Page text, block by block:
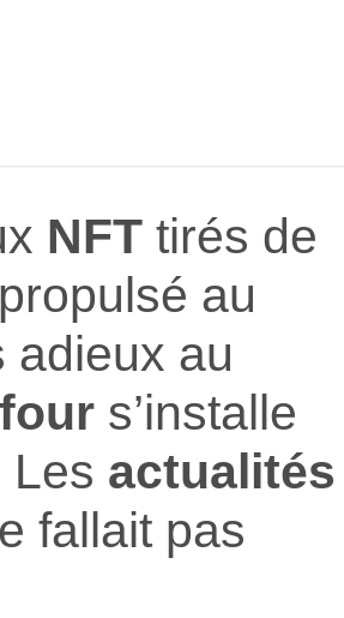
NFT tirés de
propulsé au
adieux au
s’installe
actualités
fallait pas